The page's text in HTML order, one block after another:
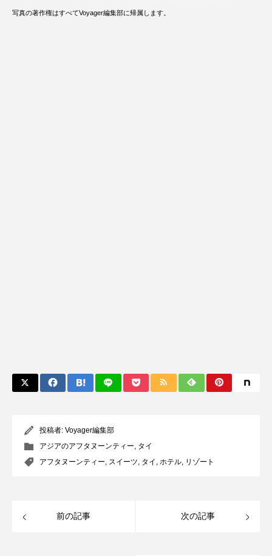
写真の著作権はすべてVoyager編集部に帰属します。
投稿者: Voyager編集部
アジアのアフタヌーンティー, タイ
アフタヌーンティー, スイーツ, タイ , ホテル, リゾート
前の記事 次の記事